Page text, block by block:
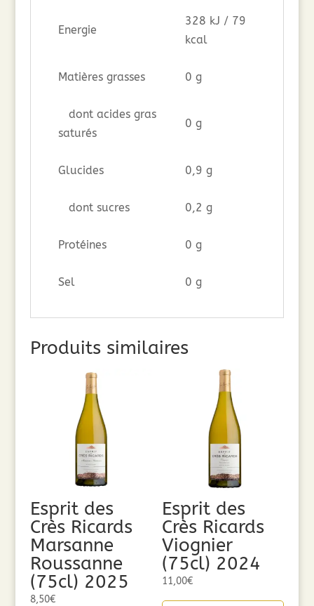
Energie
328 kJ / 79
kcal
Matières grasses 0 g
dont acides gras
saturés
0 g
Glucides 0,9 g
dont sucres 0,2 g
Protéines 0 g
Sel 0 g
Produits similaires
Esprit des
Crès Ricards
Marsanne
Roussanne
(75cl) 2025
8,50€
Esprit des
Crès Ricards
Viognier
(75cl) 2024
11,00€